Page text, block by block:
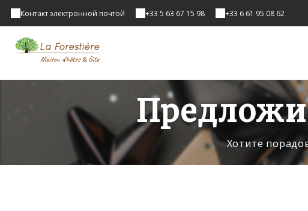
Контакт электронной почтой +33 5 63 67 15 98 +33 6 61 95 08 62
Хотите